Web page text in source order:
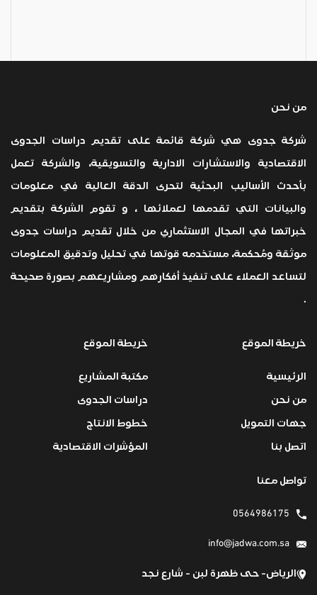
من نحن
شركة جدوى هي شركة قائمة على تقديم دراسات الجدوى
الاقتصادية والاستشارات الادارية والتسويقية، والشركة تعمل
بأحدث الأساليب البحثية لتحرى الدقة العالية في معلومات
والبيانات التي تقدمها لعملائها ، و تقوم الشركة بتقديم
خبراتها في المجال الاستثماري من خلال تقديم دراسات جدوى
موثقة ومُحكمة، مستخدمه قوتها في تحليل وتدقيق المعلومات
لتساعد العملاء على تنفيذ أفكارهم ومشاريعهم بصورة صحيحة
.
خريطة الموقع
الرئيسية
من نحن
جهات التمويل
اتصل بنا
خريطة الموقع
مكتبة المشاريع
دراسات الجدوى
خطوط الانتاج
المؤشرات الاقتصادية
تواصل معنا
0564986175
info@jadwa.com.sa
الرياض- حى ظهرة لبن - شارع نجد